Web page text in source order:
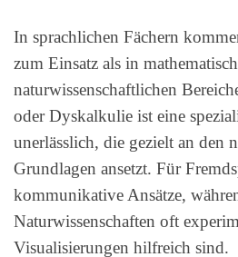
In sprachlichen Fächern
zum Einsatz als in
naturwissenschaftlichen
oder Dyskalkulie ist eine
unerlässlich, die gezielt an den
Grundlagen ansetzt. Für
kommunikative Ansätze,
Naturwissenschaften oft
Visualisierungen hilfreich sind.